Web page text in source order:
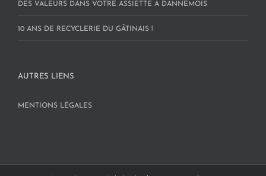
DES VALEURS DANS VOTRE ASSIETTE À DANNEMOIS
10 ANS DE RECYCLERIE DU GÂTINAIS !
AUTRES LIENS
MENTIONS LÉGALES